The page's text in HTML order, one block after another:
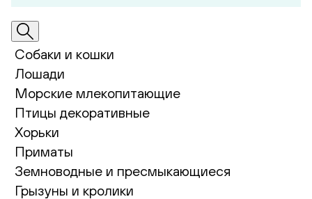
Собаки и кошки
Лошади
Морские млекопитающие
Птицы декоративные
Хорьки
Приматы
Земноводные и пресмыкающиеся
Грызуны и кролики